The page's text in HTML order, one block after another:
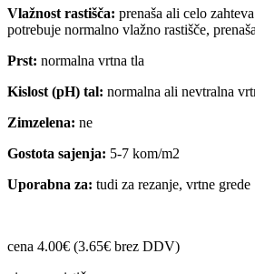
Vlažnost rastišča: prenaša ali celo
potrebuje normalno vlažno rastišče,
Prst: normalna vrtna tla
Kislost (pH) tal: normalna ali nevtralna
Zimzelena: ne
Gostota sajenja: 5-7 kom/m2
Uporabna za: tudi za rezanje, vrtne grede
cena 4.00€ (3.65€ brez DDV)